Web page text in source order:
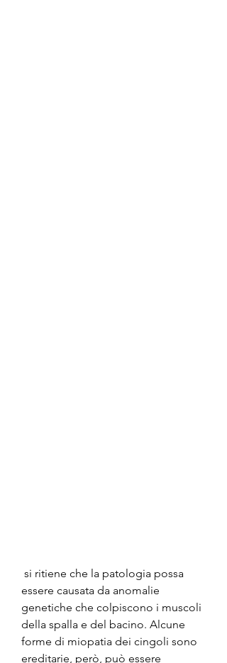
essere causata da anomalie
genetiche che colpiscono i muscoli
della spalla e del bacino. Alcune
forme di miopatia dei cingoli sono
ereditarie, però, può essere